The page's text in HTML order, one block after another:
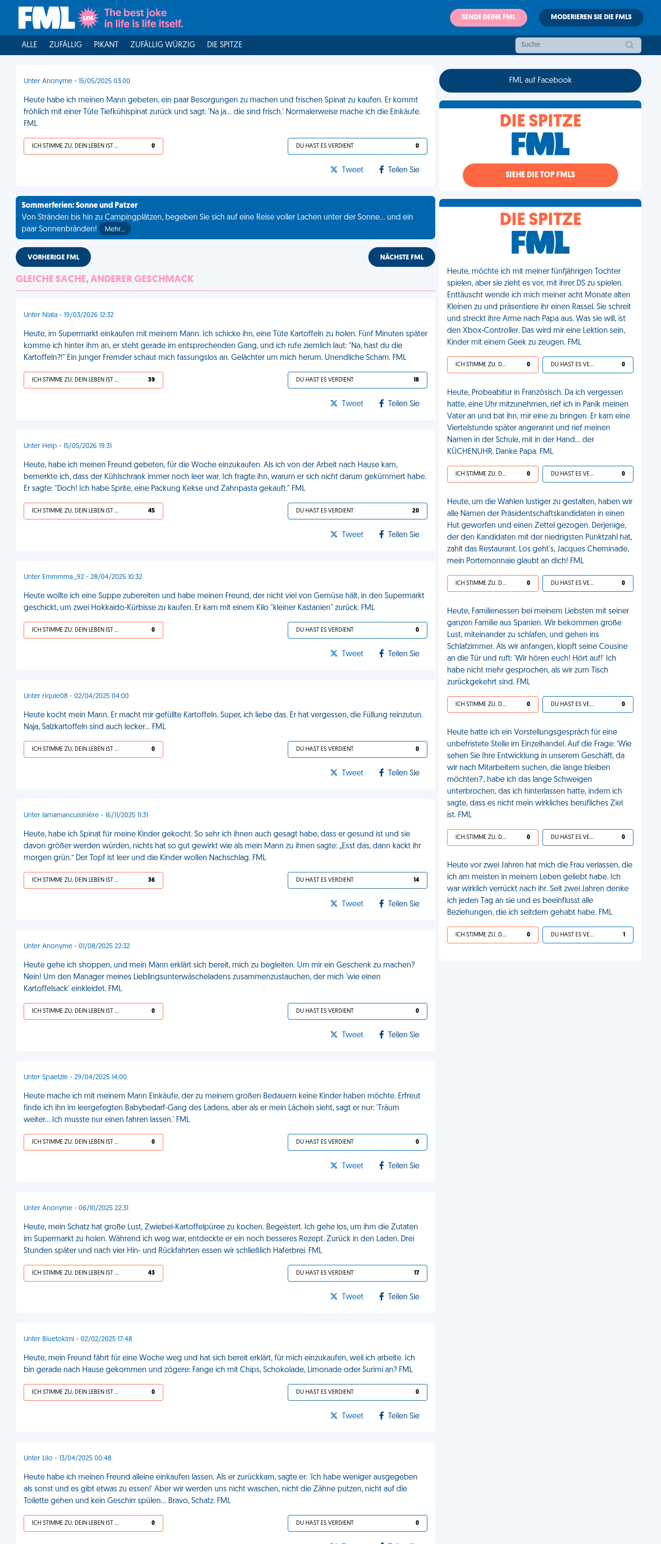
SENDE DEINE FML MODERIEREN SIE DIE FMLS
ALLE ZUFÄLLIG PIKANT ZUFÄLLIG WÜRZIG DIE SPITZE
Unter Anonyme - 15/05/2025 03:00
Heute habe ich meinen Mann gebeten, ein paar Besorgungen zu machen und frischen Spinat zu kaufen. Er kommt
fröhlich mit einer Tüte Tiefkühlspinat zurück und sagt: 'Na ja... die sind frisch.' Normalerweise mache ich die Einkäufe.
FML
ICH STIMME ZU, DEIN LEBEN IST SCHEISSE 0 DU HAST ES VERDIENT 0
Tweet Teilen Sie
Sommerferien: Sonne und Patzer
Von Stränden bis hin zu Campingplätzen, begeben Sie sich auf eine Reise voller Lachen unter der Sonne... und ein
paar Sonnenbränden!
Mehr…
VORHERIGE FML NÄCHSTE FML
GLEICHE SACHE, ANDERER GESCHMACK
Unter Niata - 19/03/2026 12:32
Heute, im Supermarkt einkaufen mit meinem Mann. Ich schicke ihn, eine Tüte Kartoffeln zu holen. Fünf Minuten später
komme ich hinter ihm an, er steht gerade im entsprechenden Gang, und ich rufe ziemlich laut: "Na, hast du die
Kartoffeln?!" Ein junger Fremder schaut mich fassungslos an. Gelächter um mich herum. Unendliche Scham. FML
ICH STIMME ZU, DEIN LEBEN IST SCHEISSE 39 DU HAST ES VERDIENT 18
Tweet Teilen Sie
Unter Help - 15/05/2026 19:31
Heute, habe ich meinen Freund gebeten, für die Woche einzukaufen. Als ich von der Arbeit nach Hause kam,
bemerkte ich, dass der Kühlschrank immer noch leer war. Ich fragte ihn, warum er sich nicht darum gekümmert habe.
Er sagte: "Doch! Ich habe Sprite, eine Packung Kekse und Zahnpasta gekauft." FML
ICH STIMME ZU, DEIN LEBEN IST SCHEISSE 45 DU HAST ES VERDIENT 20
Tweet Teilen Sie
Unter Emmmma_92 - 28/04/2025 10:32
Heute wollte ich eine Suppe zubereiten und habe meinen Freund, der nicht viel von Gemüse hält, in den Supermarkt
geschickt, um zwei Hokkaido-Kürbisse zu kaufen. Er kam mit einem Kilo "kleiner Kastanien" zurück. FML
ICH STIMME ZU, DEIN LEBEN IST SCHEISSE 0 DU HAST ES VERDIENT 0
Tweet Teilen Sie
Unter riquie08 - 02/04/2025 04:00
Heute kocht mein Mann. Er macht mir gefüllte Kartoffeln. Super, ich liebe das. Er hat vergessen, die Füllung reinzutun.
Naja, Salzkartoffeln sind auch lecker… FML
ICH STIMME ZU, DEIN LEBEN IST SCHEISSE 0 DU HAST ES VERDIENT 0
Tweet Teilen Sie
Unter lamamancuisinière - 16/11/2025 11:31
Heute, habe ich Spinat für meine Kinder gekocht. So sehr ich ihnen auch gesagt habe, dass er gesund ist und sie
davon größer werden würden, nichts hat so gut gewirkt wie als mein Mann zu ihnen sagte: „Esst das, dann kackt ihr
morgen grün.“ Der Topf ist leer und die Kinder wollen Nachschlag. FML
ICH STIMME ZU, DEIN LEBEN IST SCHEISSE 36 DU HAST ES VERDIENT 14
Tweet Teilen Sie
Unter Anonyme - 01/08/2025 22:32
Heute gehe ich shoppen, und mein Mann erklärt sich bereit, mich zu begleiten. Um mir ein Geschenk zu machen?
Nein! Um den Manager meines Lieblingsunterwäscheladens zusammenzustauchen, der mich 'wie einen
Kartoffelsack' einkleidet. FML
ICH STIMME ZU, DEIN LEBEN IST SCHEISSE 0 DU HAST ES VERDIENT 0
Tweet Teilen Sie
Unter Spaetzle - 29/04/2025 14:00
Heute mache ich mit meinem Mann Einkäufe, der zu meinem großen Bedauern keine Kinder haben möchte. Erfreut
finde ich ihn im leergefegten Babybedarf-Gang des Ladens, aber als er mein Lächeln sieht, sagt er nur: 'Träum
weiter... Ich musste nur einen fahren lassen.' FML
ICH STIMME ZU, DEIN LEBEN IST SCHEISSE 0 DU HAST ES VERDIENT 0
Tweet Teilen Sie
Unter Anonyme - 06/10/2025 22:31
Heute, mein Schatz hat große Lust, Zwiebel-Kartoffelpüree zu kochen. Begeistert. Ich gehe los, um ihm die Zutaten
im Supermarkt zu holen. Während ich weg war, entdeckte er ein noch besseres Rezept. Zurück in den Laden. Drei
Stunden später und nach vier Hin- und Rückfahrten essen wir schließlich Haferbrei. FML
ICH STIMME ZU, DEIN LEBEN IST SCHEISSE 43 DU HAST ES VERDIENT 17
Tweet Teilen Sie
Unter Bluetokimi - 02/02/2025 17:48
Heute, mein Freund fährt für eine Woche weg und hat sich bereit erklärt, für mich einzukaufen, weil ich arbeite. Ich
bin gerade nach Hause gekommen und zögere: Fange ich mit Chips, Schokolade, Limonade oder Surimi an? FML
ICH STIMME ZU, DEIN LEBEN IST SCHEISSE 0 DU HAST ES VERDIENT 0
Tweet Teilen Sie
Unter Lilo - 13/04/2025 00:48
Heute habe ich meinen Freund alleine einkaufen lassen. Als er zurückkam, sagte er: 'Ich habe weniger ausgegeben
als sonst und es gibt etwas zu essen!' Aber wir werden uns nicht waschen, nicht die Zähne putzen, nicht auf die
Toilette gehen und kein Geschirr spülen... Bravo, Schatz. FML
ICH STIMME ZU, DEIN LEBEN IST SCHEISSE 0 DU HAST ES VERDIENT 0
FML auf Facebook
DIE SPITZE
SIEHE DIE TOP FMLS
DIE SPITZE
Heute, möchte ich mit meiner fünfjährigen Tochter
spielen, aber sie zieht es vor, mit ihrer DS zu spielen.
Enttäuscht wende ich mich meiner acht Monate alten
Kleinen zu und präsentiere ihr einen Rassel. Sie schreit
und streckt ihre Arme nach Papa aus. Was sie will, ist
den Xbox-Controller. Das wird mir eine Lektion sein,
Kinder mit einem Geek zu zeugen. FML
ICH STIMME ZU, DEIN LEBEN IST SCHEISSE 0 DU HAST ES VERDIENT 0
Heute, Probeabitur in Französisch. Da ich vergessen
hatte, eine Uhr mitzunehmen, rief ich in Panik meinen
Vater an und bat ihn, mir eine zu bringen. Er kam eine
Viertelstunde später angerannt und rief meinen
Namen in der Schule, mit in der Hand... der
KÜCHENUHR. Danke Papa. FML
ICH STIMME ZU, DEIN LEBEN IST SCHEISSE 0 DU HAST ES VERDIENT 0
Heute, um die Wahlen lustiger zu gestalten, haben wir
alle Namen der Präsidentschaftskandidaten in einen
Hut geworfen und einen Zettel gezogen. Derjenige,
der den Kandidaten mit der niedrigsten Punktzahl hat,
zahlt das Restaurant. Los geht's, Jacques Cheminade,
mein Portemonnaie glaubt an dich! FML
ICH STIMME ZU, DEIN LEBEN IST SCHEISSE 0 DU HAST ES VERDIENT 0
Heute, Familienessen bei meinem Liebsten mit seiner
ganzen Familie aus Spanien. Wir bekommen große
Lust, miteinander zu schlafen, und gehen ins
Schlafzimmer. Als wir anfangen, klopft seine Cousine
an die Tür und ruft: 'Wir hören euch! Hört auf!' Ich
habe nicht mehr gesprochen, als wir zum Tisch
zurückgekehrt sind. FML
ICH STIMME ZU, DEIN LEBEN IST SCHEISSE 0 DU HAST ES VERDIENT 0
Heute hatte ich ein Vorstellungsgespräch für eine
unbefristete Stelle im Einzelhandel. Auf die Frage: 'Wie
sehen Sie Ihre Entwicklung in unserem Geschäft, da
wir nach Mitarbeitern suchen, die lange bleiben
möchten?', habe ich das lange Schweigen
unterbrochen, das ich hinterlassen hatte, indem ich
sagte, dass es nicht mein wirkliches berufliches Ziel
ist. FML
ICH STIMME ZU, DEIN LEBEN IST SCHEISSE 0 DU HAST ES VERDIENT 0
Heute vor zwei Jahren hat mich die Frau verlassen, die
ich am meisten in meinem Leben geliebt habe. Ich
war wirklich verrückt nach ihr. Seit zwei Jahren denke
ich jeden Tag an sie und es beeinflusst alle
Beziehungen, die ich seitdem gehabt habe. FML
ICH STIMME ZU, DEIN LEBEN IST SCHEISSE 0 DU HAST ES VERDIENT 1